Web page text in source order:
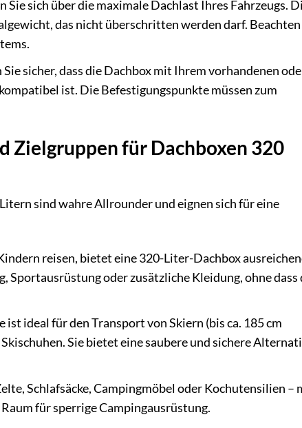
Sie sich über die maximale Dachlast Ihres Fahrzeugs.
das nicht überschritten werden darf. Beachten
Sie sicher, dass die Dachbox mit Ihrem vorhandenen
ist. Die Befestigungspunkte müssen zum
Zielgruppen für Dachboxen 320
sind wahre Allrounder und eignen sich für eine
reisen, bietet eine 320-Liter-Dachbox
Sportausrüstung oder zusätzliche Kleidung, ohne dass
ist ideal für den Transport von Skiern (bis ca. 185 cm
Sie bietet eine saubere und sichere
Schlafsäcke, Campingmöbel oder Kochutensilien –
für sperrige Campingausrüstung.